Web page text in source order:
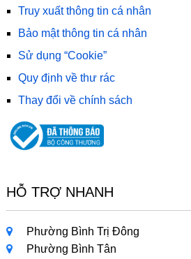
Truy xuất thông tin cá nhân
Bảo mật thông tin cá nhân
Sử dụng “Cookie”
Quy định về thư rác
Thay đổi về chính sách
HỖ TRỢ NHANH
Phường Bình Trị Đông
Phường Bình Tân